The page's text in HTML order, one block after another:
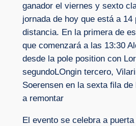
ganador el viernes y sexto
jornada de hoy que está a 14
distancia. En la primera de
que comenzará a las 13:30
desde la pole position con
segundoLOngin tercero,
Soerensen en la sexta fila
a remontar
El evento se celebra a